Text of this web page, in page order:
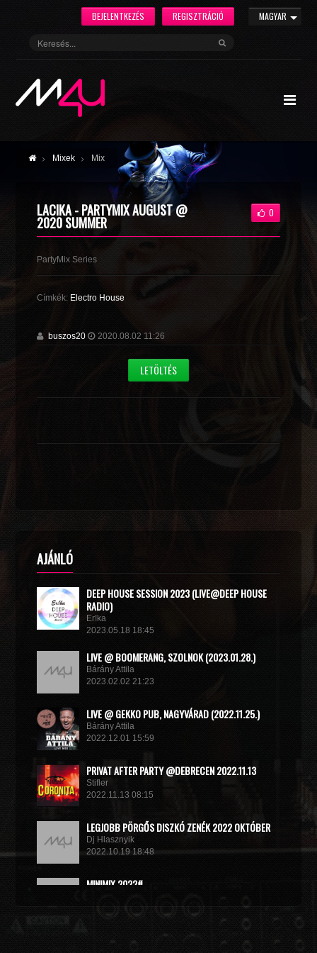
MAGYAR
REGISZTRÁCIÓ
BEJELENTKEZÉS
Mixek Mix
LACIKA - PARTYMIX AUGUST @
2020 SUMMER
0
PartyMix Series
Címkék: Electro House
buszos20 2020.08.02 11:26
LETÖLTÉS
AJÁNLÓ
DEEP HOUSE SESSION 2023 (LIVE@DEEP HOUSE
RADIO)
Er!ka
2023.05.18 18:45
LIVE @ BOOMERANG, SZOLNOK (2023.01.28.)
Bárány Attila
2023.02.02 21:23
LIVE @ GEKKO PUB, NAGYVÁRAD (2022.11.25.)
Bárány Attila
2022.12.01 15:59
PRIVAT AFTER PARTY @DEBRECEN 2022.11.13
Stifler
2022.11.13 08:15
LEGJOBB PÖRGŐS DISZKÓ ZENÉK 2022 OKTÓBER
Dj Hlasznyik
2022.10.19 18:48
MINIMIX 2022#
2022.09.02 10:40